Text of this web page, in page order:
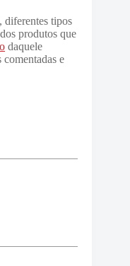
diferentes tipos
produtos que
daquele
e